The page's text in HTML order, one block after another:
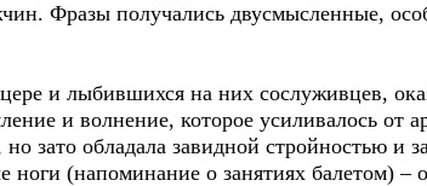
Фразы получались двусмысленные,
и лыбившихся на них сослуживцев,
и волнение, которое усиливалось от
зато обладала завидной стройностью и
(напоминание о занятиях балетом) –